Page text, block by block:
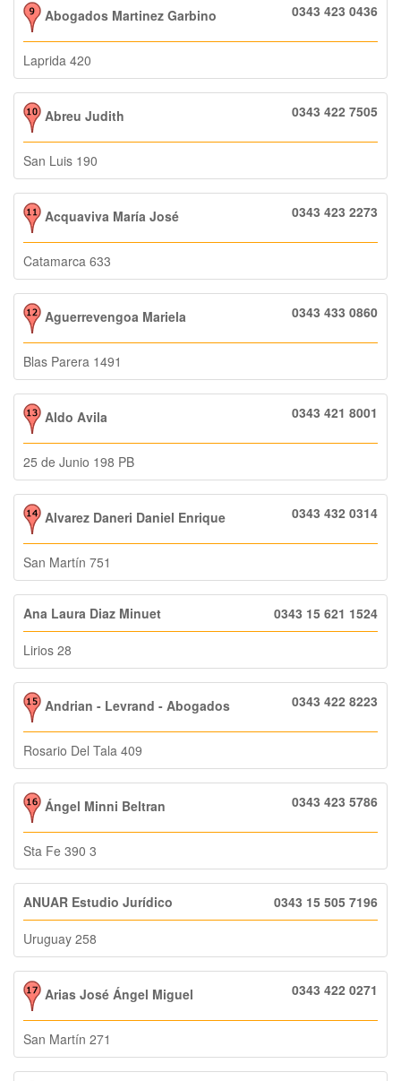
Abogados Martinez Garbino 0343 423 0436
Laprida 420
Abreu Judith 0343 422 7505
San Luis 190
Acquaviva María José 0343 423 2273
Catamarca 633
Aguerrevengoa Mariela 0343 433 0860
Blas Parera 1491
Aldo Avila 0343 421 8001
25 de Junio 198 PB
Alvarez Daneri Daniel Enrique 0343 432 0314
San Martín 751
Ana Laura Diaz Minuet 0343 15 621 1524
Lirios 28
Andrian - Levrand - Abogados 0343 422 8223
Rosario Del Tala 409
Ángel Minni Beltran 0343 423 5786
Sta Fe 390 3
ANUAR Estudio Jurídico 0343 15 505 7196
Uruguay 258
Arias José Ángel Miguel 0343 422 0271
San Martín 271